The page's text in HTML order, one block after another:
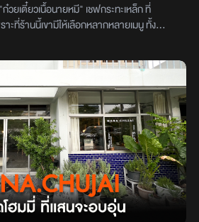
ยเตี๋ยวเนื้อนายหมี" เชฟกระทะเหล็ก ที่
ะที่ร้านนี้เขามีให้เลือกหลากหลายเมนู ทั้ง
ำลังดีเรียงเม็ดสวย มีกลิ่นหอมสมุนไพรและเนื้อ
ยวที่โรยมาทานคู่กับเนื้อไก่คือลงตัว ส่วนน้ำจิ้ม
นน้ำจิ้มซีฟูดส์ รสชาติจัดจ้านเมนูที่สอง "ข้าว
ก๋วยเตี๋ยวเนื้อนายหมี เขาให้เนื้อตุ๋นมาชิ้นโต
ทศคือจัดจ้านมา ใครที่ชอบทายมัสมั่นเนื้อ ต้อง
นูต่อมาเป็น"ก๋วยเตียวลูกชิ้นเนื้อ เส้นอูด้ง" เป็น
ที่ทานก๋วยเตี๋ยวแต่เป็นเส้นอูด้ง ถือว่าใช้ได้เลย
ะที่ร้านเขาลวกเส้นสุกกำลังดีเมนูนี้คือจึ้งมา เมนู
นื้อและเอ็นคือชิ้นใหญ่มา แถมให้มาแบบเน้นถ้วย
เตี๋ยวเนื้อนายหมี เขายังมีเมนูอีกเยอะมาก ใคร
ยังมีไอศครีมด้วยนะ ใครอยากหาของหวานตบ